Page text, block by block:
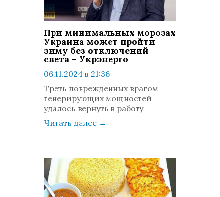
При минимальных морозах
Украина может пройти
зиму без отключений
света – Укрэнерго
06.11.2024 в 21:36
комментариев: 0
Треть поврежденных врагом
генерирующих мощностей
удалось вернуть в работу
Читать далее →